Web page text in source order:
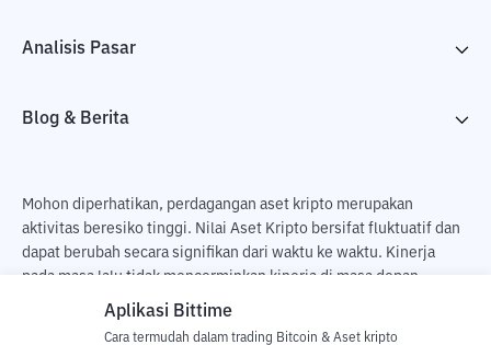
Analisis Pasar
Blog & Berita
Mohon diperhatikan, perdagangan aset kripto merupakan
aktivitas beresiko tinggi. Nilai Aset Kripto bersifat fluktuatif dan
dapat berubah secara signifikan dari waktu ke waktu. Kinerja
pada masa lalu tidak mencerminkan kinerja di masa depan.
Terdapat risiko kehilangan sebagai dampak dari membeli dan
Aplikasi Bittime
Cara termudah dalam trading Bitcoin & Aset kripto